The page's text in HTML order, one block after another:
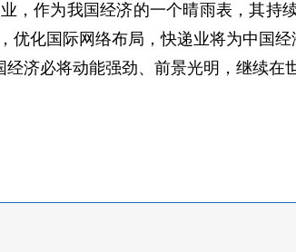
，作为我国经济的一个晴雨表，其持
化国际网络布局，快递业将为中国
济必将动能强劲、前景光明，继续在